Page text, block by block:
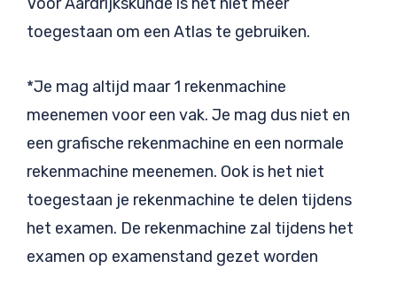
toegestaan om een Atlas te gebruiken.
*Je mag altijd maar 1 rekenmachine
meenemen voor een vak. Je mag dus niet en
een grafische rekenmachine en een normale
rekenmachine meenemen. Ook is het niet
toegestaan je rekenmachine te delen tijdens
het examen. De rekenmachine zal tijdens het
examen op examenstand gezet worden